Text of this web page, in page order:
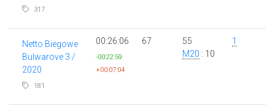
317
Netto Biegowe
Bulwarove 3 /
2020
181
00:26:06
-00:22:59
+00:07:04
67
55
M20 : 10
1